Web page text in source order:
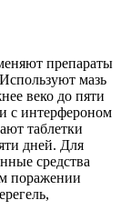
препараты
мазь
веко до пяти
с интерфероном
таблетки
дней. Для
средства
поражении